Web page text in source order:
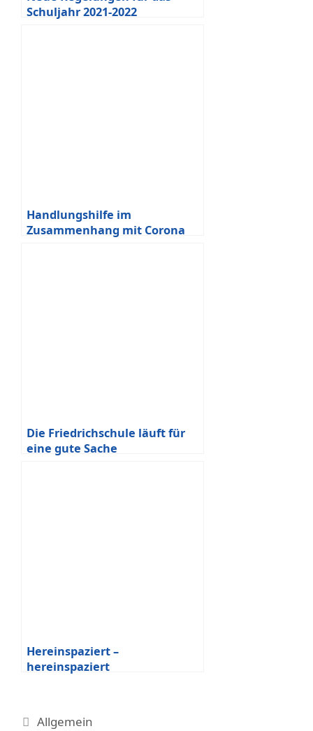
Schuljahr 2021-2022
Handlungshilfe im
Zusammenhang mit Corona
Die Friedrichschule läuft für
eine gute Sache
Hereinspaziert –
hereinspaziert
Kategorien
Allgemein